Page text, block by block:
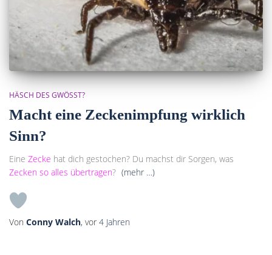
HÄSCH DES GWÖSST?
Macht eine Zeckenimpfung wirklich
Sinn?
Eine Zecke hat dich gestochen? Du machst dir Sorgen, was
Zecken so alles übertragen? (mehr …)
Von Conny Walch, vor 4 Jahren